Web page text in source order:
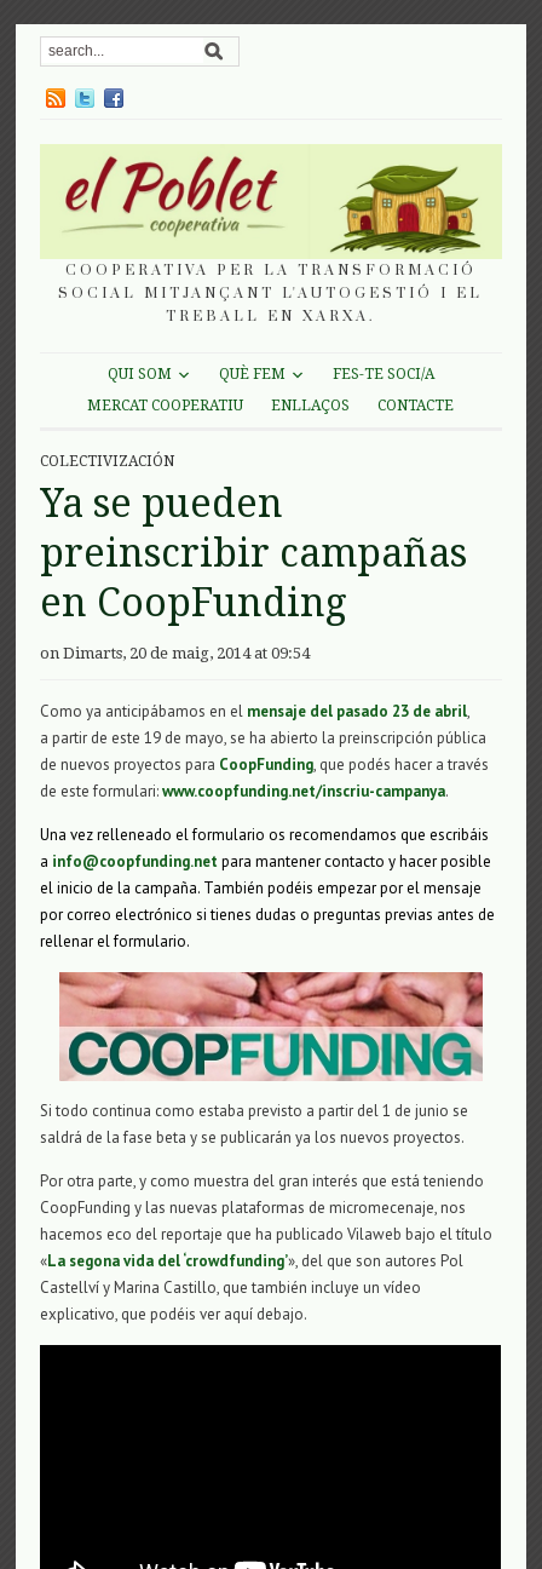
COOPERATIVA PER LA TRANSFORMACIÓ
SOCIAL MITJANÇANT L'AUTOGESTIÓ I EL
TREBALL EN XARXA.
QUI SOM QUÈ FEM
FES-TE SOCI/A
MERCAT COOPERATIU
ENLLAÇOS CONTACTE
COLECTIVIZACIÓN
Ya se pueden
preinscribir campañas
en CoopFunding
on Dimarts, 20 de maig, 2014 at 09:54
Como ya anticipábamos en el mensaje del pasado 23 de abril,
a partir de este 19 de mayo, se ha abierto la preinscripción pública
de nuevos proyectos para CoopFunding, que podés hacer a través
de este formulari:www.coopfunding.net/inscriu-campanya.
Una vez relleneado el formulario os recomendamos que escribáis
a info@coopfunding.net para mantener contacto y hacer posible
el inicio de la campaña. También podéis empezar por el mensaje
por correo electrónico si tienes dudas o preguntas previas antes de
rellenar el formulario.
Si todo continua como estaba previsto a partir del 1 de junio se
saldrá de la fase beta y se publicarán ya los nuevos proyectos.
Por otra parte, y como muestra del gran interés que está teniendo
CoopFunding y las nuevas plataformas de micromecenaje, nos
hacemos eco del reportaje que ha publicado Vilaweb bajo el título
«La segona vida del ‘crowdfunding’», del que son autores Pol
Castellví y Marina Castillo, que también incluye un vídeo
explicativo, que podéis ver aquí debajo.